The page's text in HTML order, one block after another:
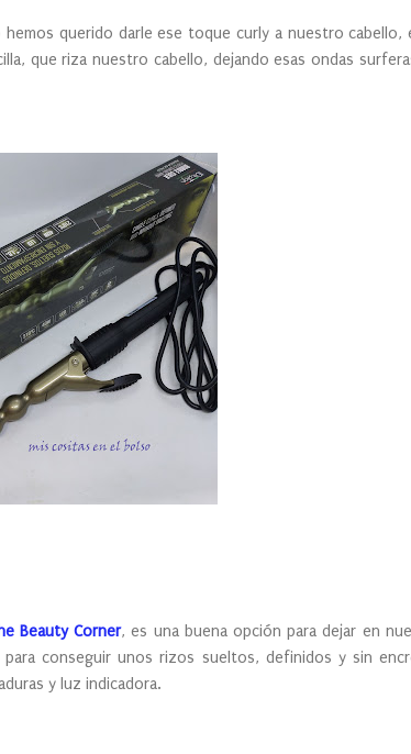
querido darle ese toque curly a nuestro cabello,
que riza nuestro cabello, dejando esas ondas
Beauty Corner, es una buena opción para dejar en
conseguir unos rizos sueltos, definidos y sin
y luz indicadora.